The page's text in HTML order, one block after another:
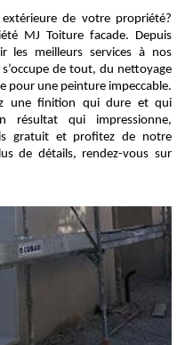
de votre propriété?
MJ Toiture facade. Depuis
les meilleurs services à nos
de tout, du nettoyage
pour une peinture impeccable.
une finition qui dure et qui
résultat qui impressionne,
gratuit et profitez de notre
de détails, rendez-vous sur